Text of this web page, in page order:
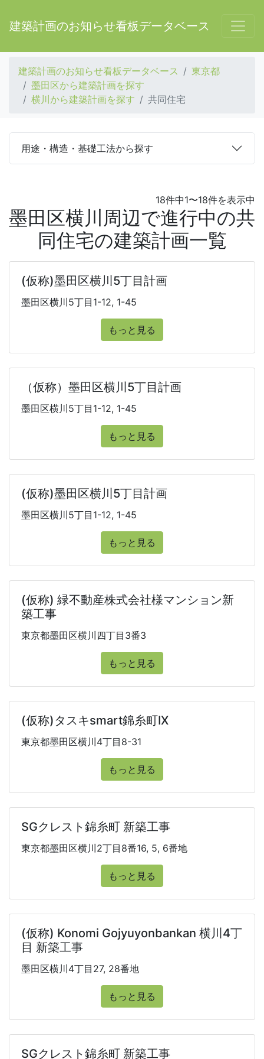
建築計画のお知らせ看板データベース
建築計画のお知らせ看板データベース
東京都
墨田区から建築計画を探す
横川から建築計画を探す
共同住宅
用途・構造・基礎工法から探す
18件中1〜18件を表示中
墨田区横川周辺で進行中の共
同住宅の建築計画一覧
(仮称)墨田区横川5丁目計画
墨田区横川5丁目1-12, 1-45
もっと見る
（仮称）墨田区横川5丁目計画
墨田区横川5丁目1-12, 1-45
もっと見る
(仮称)墨田区横川5丁目計画
墨田区横川5丁目1-12, 1-45
もっと見る
(仮称) 緑不動産株式会社様マンション新
築工事
東京都墨田区横川四丁目3番3
もっと見る
(仮称)タスキsmart錦糸町IX
東京都墨田区横川4丁目8-31
もっと見る
SGクレスト錦糸町 新築工事
東京都墨田区横川2丁目8番16, 5, 6番地
もっと見る
(仮称) Konomi Gojyuyonbankan 横川4丁
目 新築工事
墨田区横川4丁目27, 28番地
もっと見る
SGクレスト錦糸町 新築工事